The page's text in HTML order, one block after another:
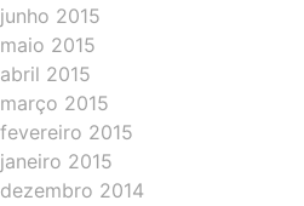
junho 2015
maio 2015
abril 2015
março 2015
fevereiro 2015
janeiro 2015
dezembro 2014